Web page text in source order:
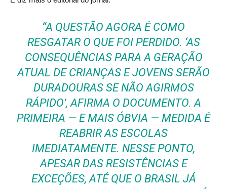
“A QUESTÃO AGORA É COMO
RESGATAR O QUE FOI PERDIDO. ‘AS
CONSEQUÊNCIAS PARA A GERAÇÃO
ATUAL DE CRIANÇAS E JOVENS SERÃO
DURADOURAS SE NÃO AGIRMOS
RÁPIDO’, AFIRMA O DOCUMENTO. A
PRIMEIRA — E MAIS ÓBVIA — MEDIDA É
REABRIR AS ESCOLAS
IMEDIATAMENTE. NESSE PONTO,
APESAR DAS RESISTÊNCIAS E
EXCEÇÕES, ATÉ QUE O BRASIL JÁ